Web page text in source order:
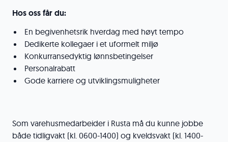
Hos oss får du:
En begivenhetsrik hverdag med høyt tempo
Dedikerte kollegaer i et uformelt miljø
Konkurransedyktig lønnsbetingelser
Personalrabatt
Gode karriere og utviklingsmuligheter
Som varehusmedarbeider i Rusta må du kunne jobbe
både tidligvakt (kl. 0600-1400) og kveldsvakt (kl. 1400-